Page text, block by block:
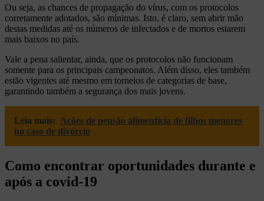
Ou seja, as chances de propagação do vírus, com os protocolos
corretamente adotados, são mínimas. Isto, é claro, sem abrir mão
destas medidas até os números de infectados e de mortos estarem
mais baixos no país.
Vale a pena salientar, ainda, que os protocolos não funcionam
somente para os principais campeonatos. Além disso, eles também
estão vigentes até mesmo em torneios de categorias de base,
garantindo também a segurança dos mais jovens.
Leia mais: Ações de pensão alimentícia de filhos menores
no caso de divórcio
Como encontrar oportunidades durante e
após a covid-19